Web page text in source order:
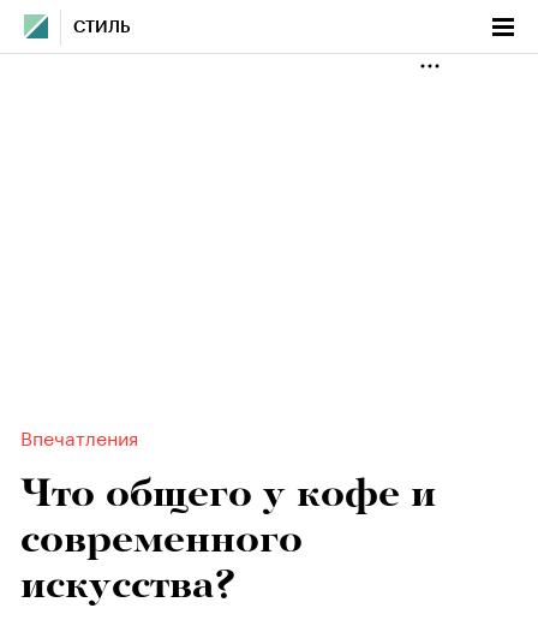
СТИЛЬ
Впечатления
Что общего у кофе и
современного
искусства?